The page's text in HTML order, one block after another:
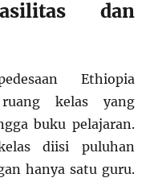
dan
Ethiopia
kelas yang
buku pelajaran.
diisi puluhan
hanya satu guru.